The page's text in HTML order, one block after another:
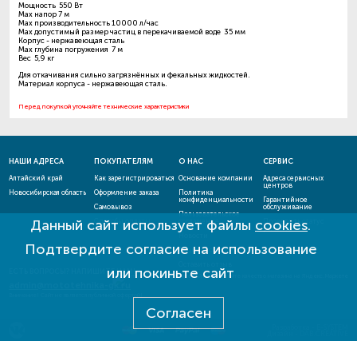
Мощность 550 Вт
Max напор 7 м
Max производительность 10000 л/час
Max допустимый размер частиц в перекачиваемой воде 35 мм
Корпус - нержавеющая сталь
Max глубина погружения 7 м
Вес 5,9 кг
Для откачивания сильно загрязнённых и фекальных жидкостей.
Материал корпуса - нержавеющая сталь.
Перед покупкой уточняйте технические характеристики
Данный сайт использует файлы cookies.
Подтвердите согласие на использование
или покиньте сайт
Согласен
НАШИ АДРЕСА
Алтайский край
Новосибирская область
ПОКУПАТЕЛЯМ
Как зарегистрироваться
Оформление заказа
Самовывоз
Способы оплаты
О НАС
Основание компании
Политика
конфиденциальности
Пользовательское
соглашение
Акции и скидки
СЕРВИС
Адреса сервисных
центров
Гарантийное
обслуживание
Проверить статус
ремонта
ЕСТЬ ВОПРОСЫ? НАПИШИТЕ НАМ!